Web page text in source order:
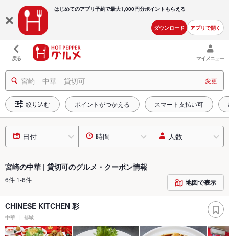
はじめてのアプリ予約で最大1,000円分ポイントもらえる
ダウンロード アプリで開く
戻る マイメニュー
宮崎 中華 貸切可 変更
絞り込む ポイントがつかえる スマート支払い可
日付 時間 人数
宮崎の中華 | 貸切可のグルメ・クーポン情報
6件 1-6件 地図で表示
CHINESE KITCHEN 彩
中華 都城